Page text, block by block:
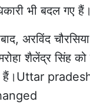
भी बदल गए हैं।
अरविंद
शैलेंद्र सिंह
हैं।Uttar